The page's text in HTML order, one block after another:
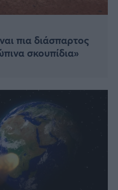
πια διάσπαρτος
σκουπίδια»